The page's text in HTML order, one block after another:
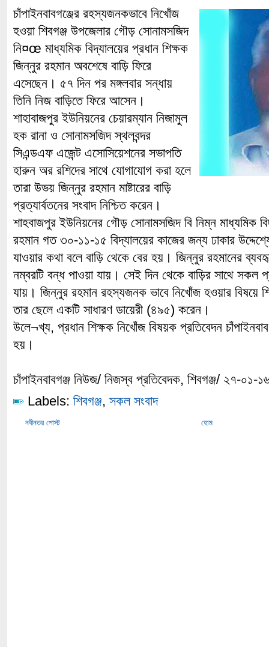
চাঁপাইনবাবগঞ্জের রহস্যজনকভাবে নিখোঁজ
হওয়া শিবগঞ্জ উপজেলার গৌড় সোনামসজিদ
নি¤œ মাধ্যমিক বিদ্যালয়ের প্রধান শিক্ষক
জিন্নুর রহমান অবশেষে বাড়ি ফিরে
এসেছেন। ৫৭ দিন পর মঙ্গলবার সন্ধায়
তিনি নিজ বাড়িতে ফিরে আসেন।
শাহাবাজপুর ইউনিয়নের চেয়ারম্যান নিজামুল
হক রানা ও সোনামসজিদ স্থলবন্দর
সিএন্ডএফ এজেন্ট এসোসিয়েশনের সভাপতি
হারুন অর রশিদের সাথে যোগাযোগ করা হলে
তারা উভয় জিন্নুর রহমান মাষ্টারের বাড়ি
প্রত্যার্বতনের সংবাদ নিশ্চিত করেন।
শাহবাজপুর ইউনিয়নের গৌড় সোনামসজিদ বি নিম্ন মাধ্যমিক
রহমান গত ৩০-১১-১৫ বিদ্যালয়ের কাজের জন্য ঢাকার
যাওয়ার কথা বলে বাড়ি থেকে বের হয়। জিন্নুর রহমানের
নম্বরটি বন্ধ পাওয়া যায়। সেই দিন থেকে বাড়ির সাথে সকল
যায়। জিন্নুর রহমান রহস্যজনক ভাবে নিখোঁজ হওয়ার বিষয়ে
তার ছেলে একটি সাধারণ ডায়েরী (৪৯৫) করেন।
উলে¬খ্য, প্রধান শিক্ষক নিখোঁজ বিষয়ক প্রতিবেদন
হয়।
চাঁপাইনবাবগঞ্জ নিউজ/ নিজস্ব প্রতিবেদক, শিবগঞ্জ/ ২৭-০১-
Labels: শিবগঞ্জ, সকল সংবাদ
নবীনতর পোস্ট হোম